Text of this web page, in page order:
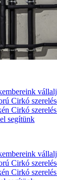
Cirkó
Cirkó
segítünk
Cirkó
Cirkó